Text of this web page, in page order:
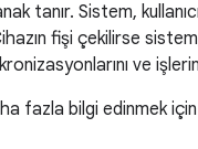
tanır. Sistem,
fişi çekilirse
ve
fazla bilgi edinmek için